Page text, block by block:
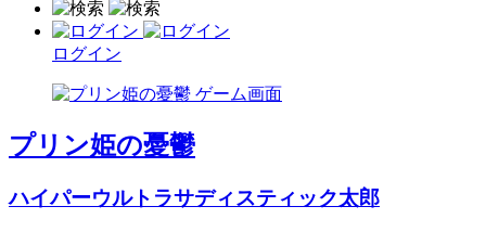
ログイン
プリン姫の憂鬱
ハイパーウルトラサディスティック太郎